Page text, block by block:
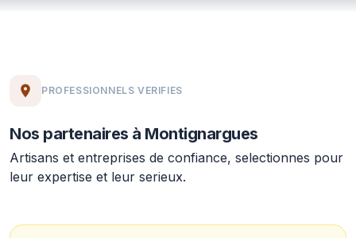
PROFESSIONNELS VERIFIES
Nos partenaires à Montignargues
Artisans et entreprises de confiance, selectionnes pour
leur expertise et leur serieux.